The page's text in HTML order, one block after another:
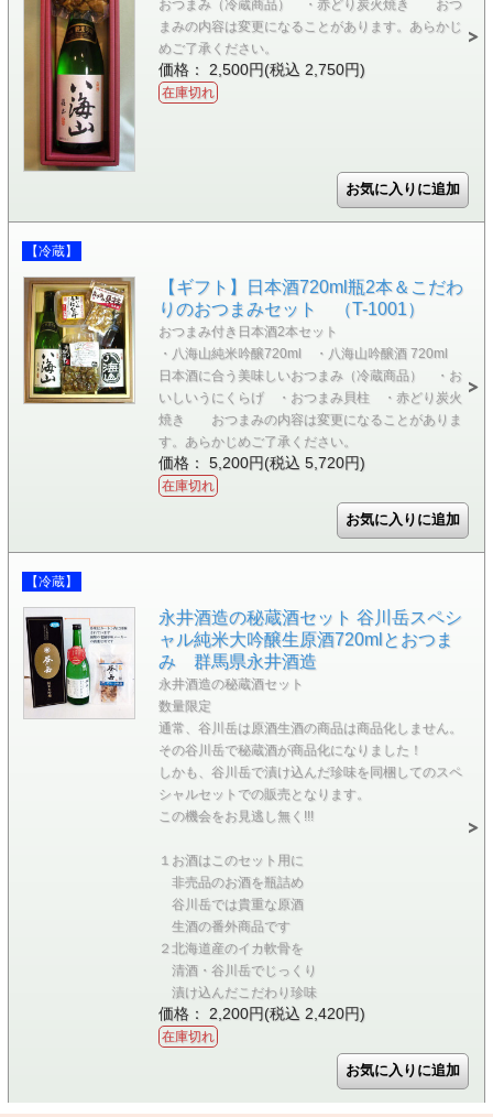
おつまみ（冷蔵商品） ・赤どり炭火焼き おつ
まみの内容は変更になることがあります。あらかじ
めご了承ください。
価格： 2,500円(税込 2,750円)
在庫切れ
【冷蔵】
【ギフト】日本酒720ml瓶2本＆こだわ
りのおつまみセット （T-1001）
おつまみ付き日本酒2本セット
・八海山純米吟醸720ml ・八海山吟醸酒 720ml
日本酒に合う美味しいおつまみ（冷蔵商品） ・お
いしいうにくらげ ・おつまみ貝柱 ・赤どり炭火
焼き おつまみの内容は変更になることがありま
す。あらかじめご了承ください。
価格： 5,200円(税込 5,720円)
在庫切れ
【冷蔵】
永井酒造の秘蔵酒セット 谷川岳スペシ
ャル純米大吟醸生原酒720mlとおつま
み 群馬県永井酒造
永井酒造の秘蔵酒セット
数量限定
通常、谷川岳は原酒生酒の商品は商品化しません。
その谷川岳で秘蔵酒が商品化になりました！
しかも、谷川岳で漬け込んだ珍味を同梱してのスペ
シャルセットでの販売となります。
この機会をお見逃し無く!!!
１お酒はこのセット用に
非売品のお酒を瓶詰め
谷川岳では貴重な原酒
生酒の番外商品です
２北海道産のイカ軟骨を
清酒・谷川岳でじっくり
漬け込んだこだわり珍味
価格： 2,200円(税込 2,420円)
在庫切れ